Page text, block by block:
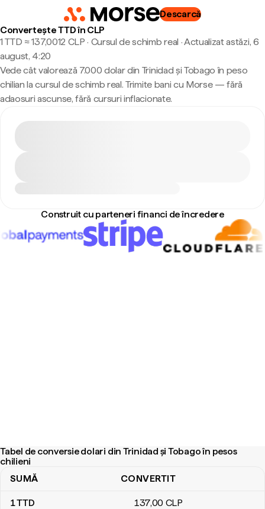
Descarcă
Convertește TTD în CLP
1 TTD ≈ 137,0012 CLP · Cursul de schimb real ·Actualizat astăzi, 6
august, 4:20
Vede cât valorează 7.000 dolar din Trinidad și Tobago în peso
chilian la cursul de schimb real. Trimite bani cu Morse — fără
adaosuri ascunse, fără cursuri inflacionate.
Construit cu parteneri financi de încredere
Tabel de conversie dolari din Trinidad și Tobago în pesos
chilieni
Tabel de conversie dolari din Trinidad și Tobago în pesos chilieni
SUMĂ CONVERTIT
1TTD 137,00 CLP